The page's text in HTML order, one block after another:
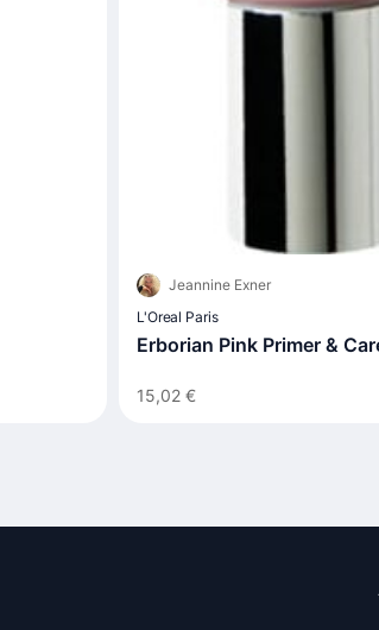
Jeannine Exner
L'Oreal Paris
Erborian Pink Primer &
15,02 €